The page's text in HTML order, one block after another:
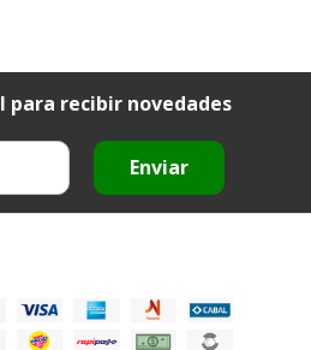
para recibir novedades
Enviar